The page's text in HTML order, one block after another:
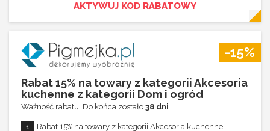
AKTYWUJ KOD RABATOWY
-15%
Rabat 15% na towary z kategorii Akcesoria
kuchenne z kategorii Dom i ogród
Ważność rabatu: Do końca zostało 38 dni
Rabat 15% na towary z kategorii Akcesoria kuchenne